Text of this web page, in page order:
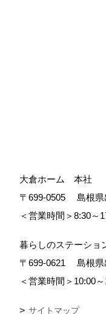
大倉ホーム 本社
〒699-0505
島根
＜営業時間＞8:30～
暮らしのステーショ
〒699-0621
島根
＜営業時間＞10:00
サイトマップ